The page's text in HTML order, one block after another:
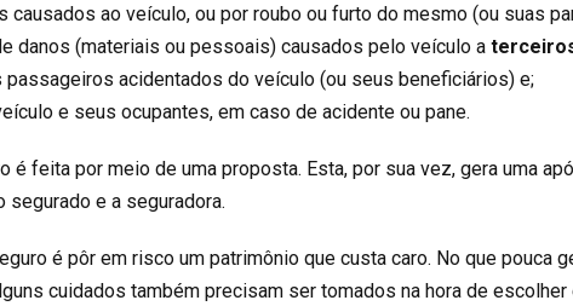
causados ao veículo, ou por roubo ou furto do mesmo (ou suas
danos (materiais ou pessoais) causados pelo veículo a
passageiros acidentados do veículo (ou seus beneficiários) e;
e seus ocupantes, em caso de acidente ou pane.
é feita por meio de uma proposta. Esta, por sua vez, gera uma
segurado e a seguradora.
é pôr em risco um patrimônio que custa caro. No que pouca
cuidados também precisam ser tomados na hora de